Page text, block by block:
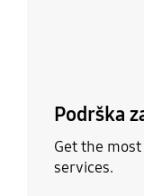
Podrška
Get the
services.